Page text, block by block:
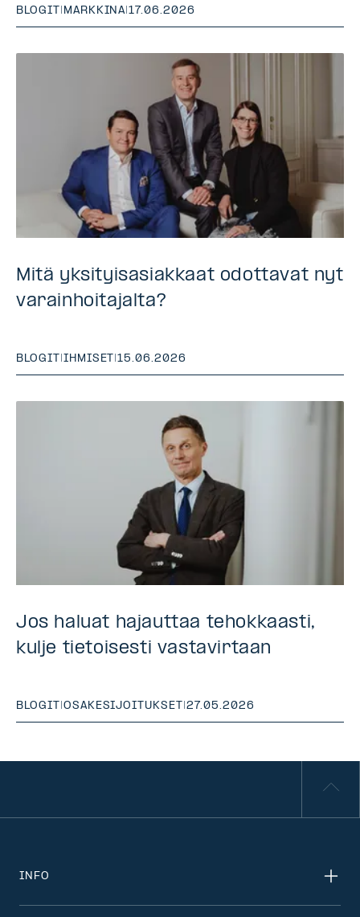
BLOGIT | MARKKINA|17.06.2026
Mitä yksityisasiakkaat odottavat nyt
varainhoitajalta?
BLOGIT IHMISET |15.06.2026
Jos haluat hajauttaa tehokkaasti,
kulje tietoisesti vastavirtaan
BLOGIT |OSAKESIJOITUKSET |27.05.2026
INFO